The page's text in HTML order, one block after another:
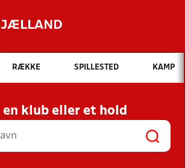
Hvad vil du søge efter?
INDHOLD OG NYHEDER
RESULTATER, KLUBBER OG
HOLD
RÆKKE SPILLESTED KAMP
en klub eller et hold